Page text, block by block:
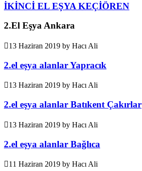
İKİNCİ EL EŞYA KEÇİÖREN
2.El Eşya Ankara
13 Haziran 2019 by Hacı Ali
2.el eşya alanlar Yapracık
13 Haziran 2019 by Hacı Ali
2.el eşya alanlar Batıkent Çakırlar
13 Haziran 2019 by Hacı Ali
2.el eşya alanlar Bağlıca
11 Haziran 2019 by Hacı Ali